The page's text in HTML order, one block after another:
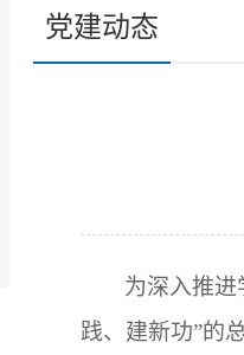
党建动态
为深入推
践、建新功”的